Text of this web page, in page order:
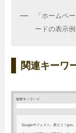
「ホームペ
ードの表示例
関連キーワ